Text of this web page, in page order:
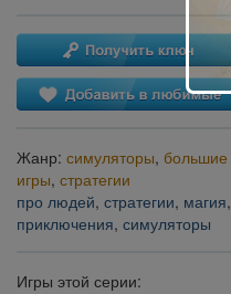
Жанр: симуляторы, большие
игры, стратегии
про людей, стратегии, магия,
приключения, симуляторы
Игры этой серии: